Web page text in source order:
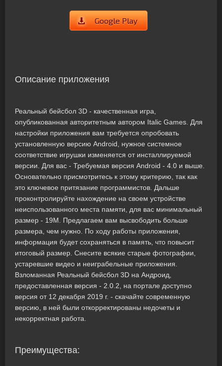
Google Play
Описание приложения
Реальный бейсбол 3D - качественная игра,
опубликованная авторитетным автором Italic Games. Для
настройки приложения вам требуется опробовать
установленную версию Android, нужное системное
соответствие игрушки изменяется от инсталлируемой
версии. Для вас - Требуемая версия Android - 4.0 и выше.
Основательно присмотритесь к этому критерию, так как
это ключевое притязание программистов. Дальше
проконтролируйте нахождение на своем устройстве
неиспользованного места памяти, для вас минимальный
размер - 19M. Предлагаем вам высвободить больше
размера, чем нужно. По ходу работы приложения,
информация будет сохраняться в память, что повысит
итоговый размер. Снесите всякие старые фотографии,
устаревшие видео и неиграбельные приложения.
Взломанная Реальный бейсбол 3D на Андроид,
предоставленная версия - 2.0.2, на портале доступно
версия от 12 декабря 2019 г. - скачайте современную
версию, в ней были откорректированы недочеты и
некорректная работа.
Преимущества: